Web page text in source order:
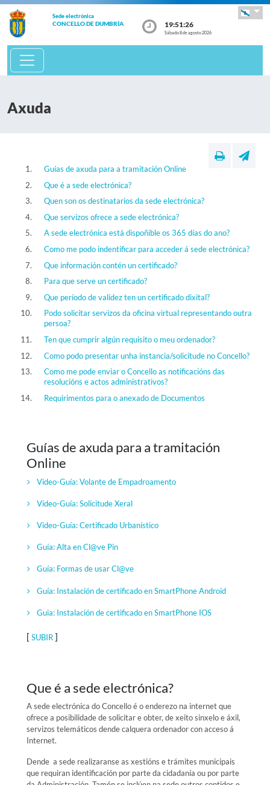
Sede electrónica
CONCELLO DE DUMBRÍA 19:51:27
Sábado 8 de agosto 2026
Axuda
Guías de axuda para a tramitación Online
Que é a sede electrónica?
Quen son os destinatarios da sede electrónica?
Que servizos ofrece a sede electrónica?
A sede electrónica está dispoñible os 365 días do ano?
Como me podo indentificar para acceder á sede electrónica?
Que información contén un certificado?
Para que serve un certificado?
Que período de validez ten un certificado dixital?
Podo solicitar servizos da oficina virtual representando outra
persoa?
Ten que cumprir algún requisito o meu ordenador?
Como podo presentar unha instancia/solicitude no Concello?
Como me pode enviar o Concello as notificacións das
resolucións e actos administrativos?
Requirimentos para o anexado de Documentos
Guías de axuda para a tramitación
Online
Video-Guía: Volante de Empadroamento
Video-Guía:Solicitude Xeral
Video-Guía:Certificado Urbanístico
Guía: Alta en Cl@ve Pin
Guía: Formas de usar Cl@ve
Guía: Instalación de certificado en SmartPhone Android
Guia: Instalación de certificado en SmartPhone IOS
[ SUBIR]
Que é a sede electrónica?
A sede electrónica do Concello é o enderezo na internet que
ofrece a posibilidade de solicitar e obter, de xeito sinxelo e áxil,
servizos telemáticos dende calquera ordenador con acceso á
Internet.
Dende a sede realizaranse as xestións e trámites municipais
que requiran identificación por parte da cidadanía ou por parte